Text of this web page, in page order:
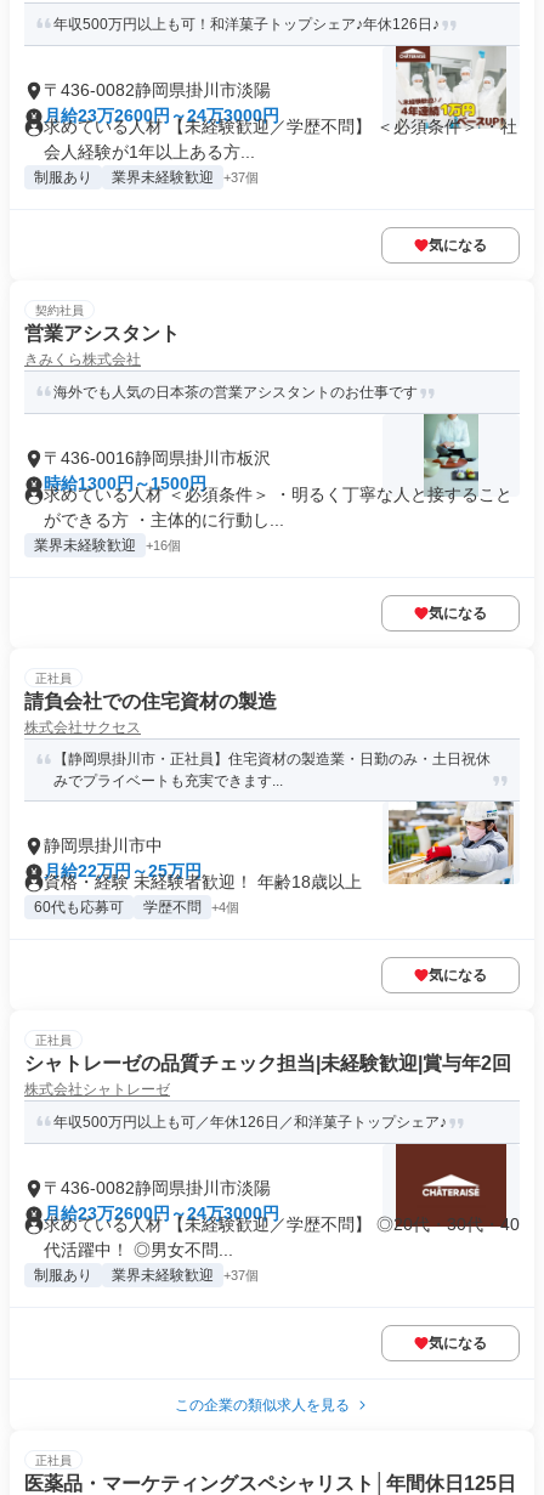
年収500万円以上も可！和洋菓子トップシェア♪年休126日♪
〒436-0082静岡県掛川市淡陽
月給23万2600円～24万3000円
求めている人材 【未経験歓迎／学歴不問】 ＜必須条件＞ ・社
会人経験が1年以上ある方...
制服あり 業界未経験歓迎 +37個
気になる
契約社員
営業アシスタント
きみくら株式会社
海外でも人気の日本茶の営業アシスタントのお仕事です
〒436-0016静岡県掛川市板沢
時給1300円～1500円
求めている人材 ＜必須条件＞ ・明るく丁寧な人と接すること
ができる方 ・主体的に行動し...
業界未経験歓迎 +16個
気になる
正社員
請負会社での住宅資材の製造
株式会社サクセス
【静岡県掛川市・正社員】住宅資材の製造業・日勤のみ・土日祝休
みでプライベートも充実できます...
静岡県掛川市中
月給22万円～25万円
資格・経験 未経験者歓迎！ 年齢18歳以上
60代も応募可 学歴不問 +4個
気になる
正社員
シャトレーゼの品質チェック担当|未経験歓迎|賞与年2回
株式会社シャトレーゼ
年収500万円以上も可／年休126日／和洋菓子トップシェア♪
〒436-0082静岡県掛川市淡陽
月給23万2600円～24万3000円
求めている人材 【未経験歓迎／学歴不問】 ◎20代・30代・40
代活躍中！ ◎男女不問...
制服あり 業界未経験歓迎 +37個
気になる
この企業の類似求人を見る
正社員
医薬品・マーケティングスペシャリスト│年間休日125日